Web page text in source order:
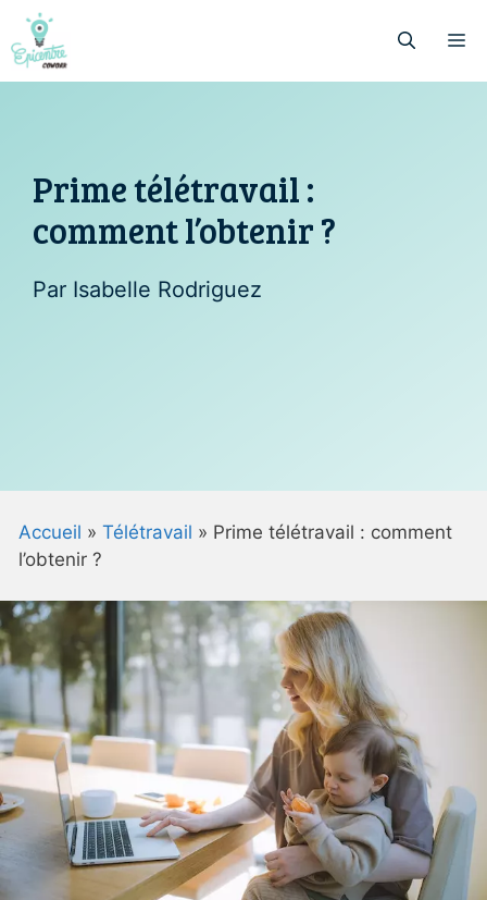
Aller
au
contenu
Prime télétravail :
comment l’obtenir ?
Par Isabelle Rodriguez
Accueil » Télétravail » Prime télétravail : comment
l’obtenir ?